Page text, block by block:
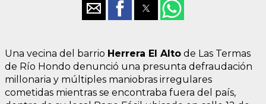
Una vecina del barrio Herrera El Alto de Las Termas
de Río Hondo denunció una presunta defraudación
millonaria y múltiples maniobras irregulares
cometidas mientras se encontraba fuera del país,